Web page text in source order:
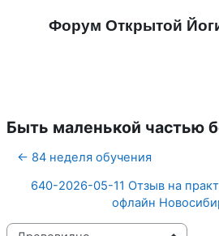
Форум Открытой
Быть маленькой частью
← 84 неделя обучения
640-2026-05-11 Отзыв на
офлайн